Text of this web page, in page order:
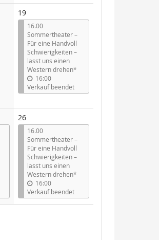
19
16.00
Sommertheater –
Für eine Handvoll
Schwierigkeiten –
lasst uns einen
Western drehen*
16:00
Verkauf beendet
26
16.00
Sommertheater –
Für eine Handvoll
Schwierigkeiten –
lasst uns einen
Western drehen*
16:00
Verkauf beendet